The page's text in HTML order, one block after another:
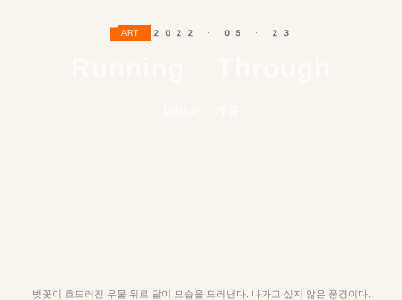
ART 2022 · 05 · 23
벚꽃이 흐드러진 우물 위로 달이 모습을 드러낸다. 나가고 싶지 않은 풍경이다.